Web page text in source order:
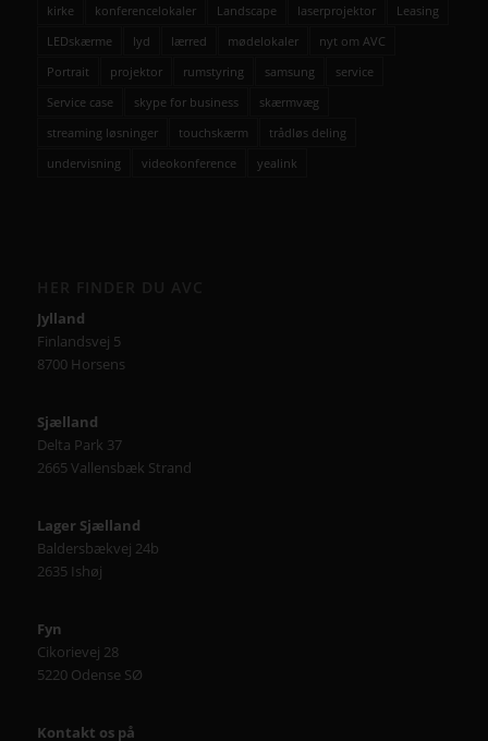
kirke
konferencelokaler Landscape laserprojektor
Leasing
LEDskærme
lyd lærred mødelokaler
nyt om AVC
Portrait
projektor rumstyring samsung
service
Service case
skype for business
skærmvæg
streaming løsninger
touchskærm
trådløs deling
undervisning
videokonference yealink
Jylland
Finlandsvej 5
8700 Horsens
Sjælland
Delta Park 37
2665 Vallensbæk Strand
Lager Sjælland
Baldersbækvej 24b
2635 Ishøj
Fyn
Cikorievej 28
5220 Odense SØ
Kontakt os på